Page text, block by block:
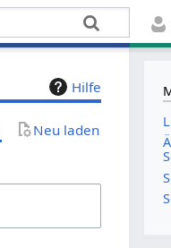
Hilfe
Neu laden